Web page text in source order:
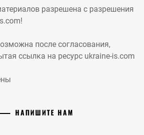
разрешена с разрешения
после согласования,
ссылка на ресурс ukraine-is.com
НАПИШИТЕ НАМ